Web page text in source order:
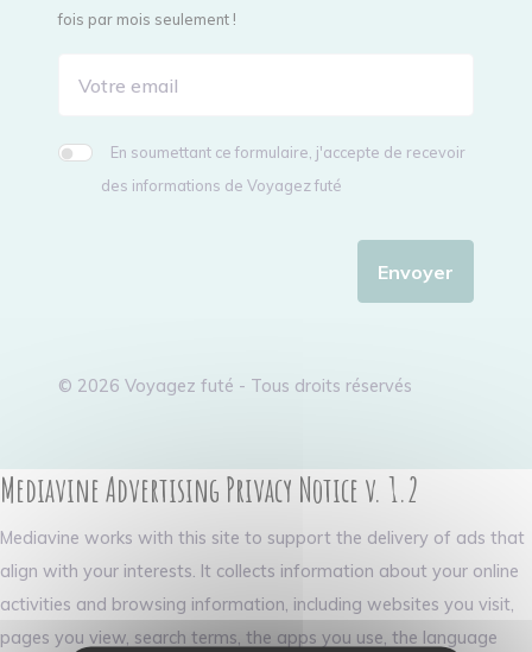
fois par mois seulement !
En soumettant ce formulaire, j'accepte de recevoir
des informations de Voyagez futé
Envoyer
© 2026 Voyagez futé - Tous droits réservés
Mediavine Advertising Privacy Notice v. 1.2
Mediavine works with this site to support the delivery of ads that
align with your interests. It collects information about your online
activities and browsing information, including websites you visit,
pages you view, search terms, the apps you use, the language